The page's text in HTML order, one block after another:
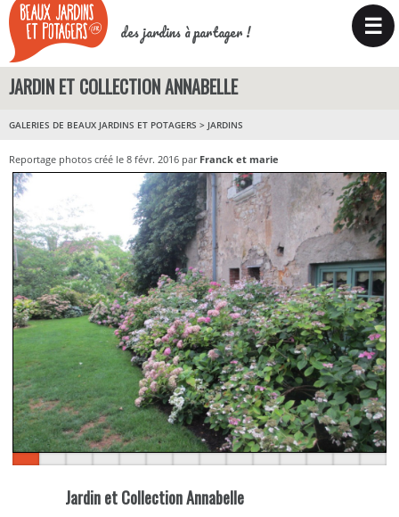
des jardins à partager ! ☰
JARDIN ET COLLECTION ANNABELLE
GALERIES DE BEAUX JARDINS ET POTAGERS > JARDINS
Reportage photos créé le 8 févr. 2016 par Franck et marie
Jardin et Collection Annabelle